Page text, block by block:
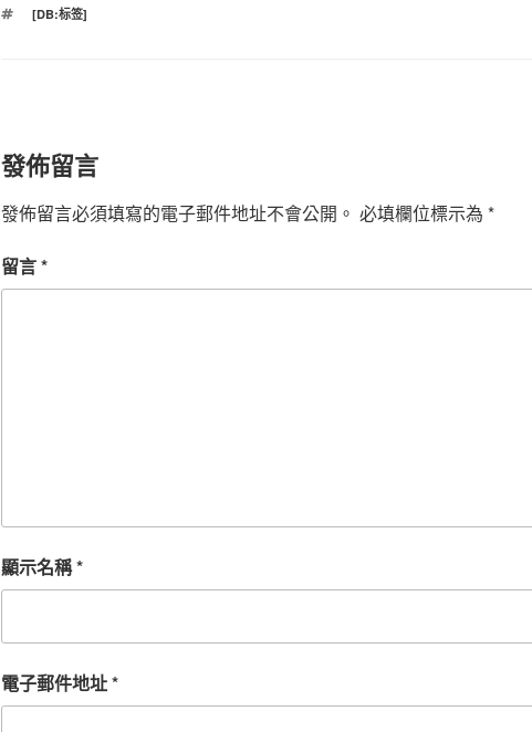
標
[DB:标签]
發佈留言
發佈留言必須填寫的電子郵件地址不會公開。 必填欄位標示為 *
留言*
顯示名稱*
電子郵件地址*